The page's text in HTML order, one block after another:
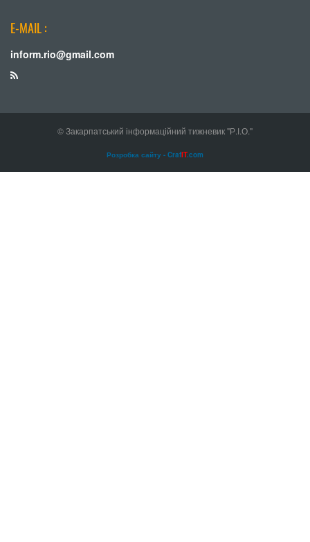
E-MAIL :
inform.rio@gmail.com
© Закарпатський інформаційний тижневик "Р.І.О."
Розробка сайту - CrafIT.com